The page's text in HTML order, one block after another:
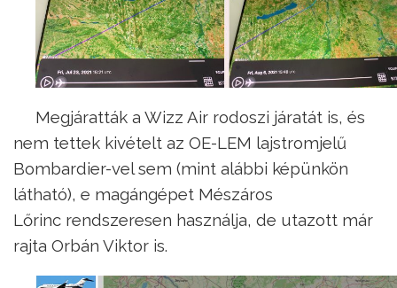
Megjáratták a Wizz Air rodoszi járatát is, és
nem tettek kivételt az OE-LEM lajstromjelű
Bombardier-vel sem (mint alábbi képünkön
látható), e magángépet Mészáros
Lőrinc rendszeresen használja, de utazott már
rajta Orbán Viktor is.